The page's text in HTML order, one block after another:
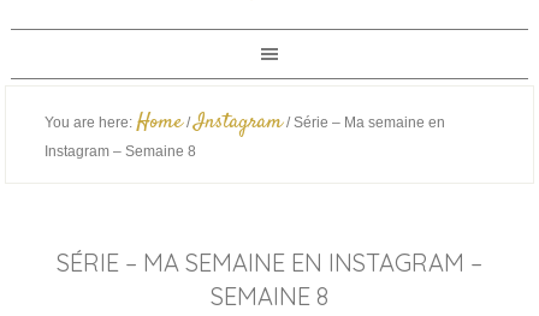
You are here: Home / Instagram /Série – Ma semaine en
Instagram – Semaine 8
SÉRIE – MA SEMAINE EN INSTAGRAM –
SEMAINE 8